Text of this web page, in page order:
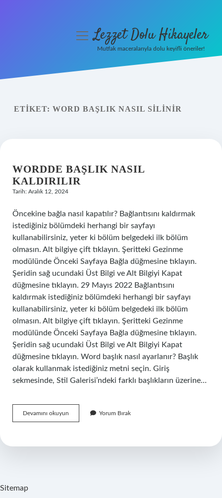
Yasal Uyarı
menüyüLezzet Dolu Hikayeler
Mutfak maceralarıyla dolu keyifli öneriler!
ETIKET: WORD BAŞLIK NASIL SILINIR
WORDDE BAŞLIK NASIL
KALDIRILIR
Tarih: Aralık 12, 2024
Öncekine bağla nasıl kapatılır? Bağlantısını kaldırmak
istediğiniz bölümdeki herhangi bir sayfayı
kullanabilirsiniz, yeter ki bölüm belgedeki ilk bölüm
olmasın. Alt bilgiye çift tıklayın. Şeritteki Gezinme
modülünde Önceki Sayfaya Bağla düğmesine tıklayın.
Şeridin sağ ucundaki Üst Bilgi ve Alt Bilgiyi Kapat
düğmesine tıklayın. 29 Mayıs 2022 Bağlantısını
kaldırmak istediğiniz bölümdeki herhangi bir sayfayı
kullanabilirsiniz, yeter ki bölüm belgedeki ilk bölüm
olmasın. Alt bilgiye çift tıklayın. Şeritteki Gezinme
modülünde Önceki Sayfaya Bağla düğmesine tıklayın.
Şeridin sağ ucundaki Üst Bilgi ve Alt Bilgiyi Kapat
düğmesine tıklayın. Word başlık nasıl ayarlanır? Başlık
olarak kullanmak istediğiniz metni seçin. Giriş
sekmesinde, Stil Galerisi’ndeki farklı başlıkların üzerine…
Devamını okuyun
Başlık
Yorum Bırak
Sitemap